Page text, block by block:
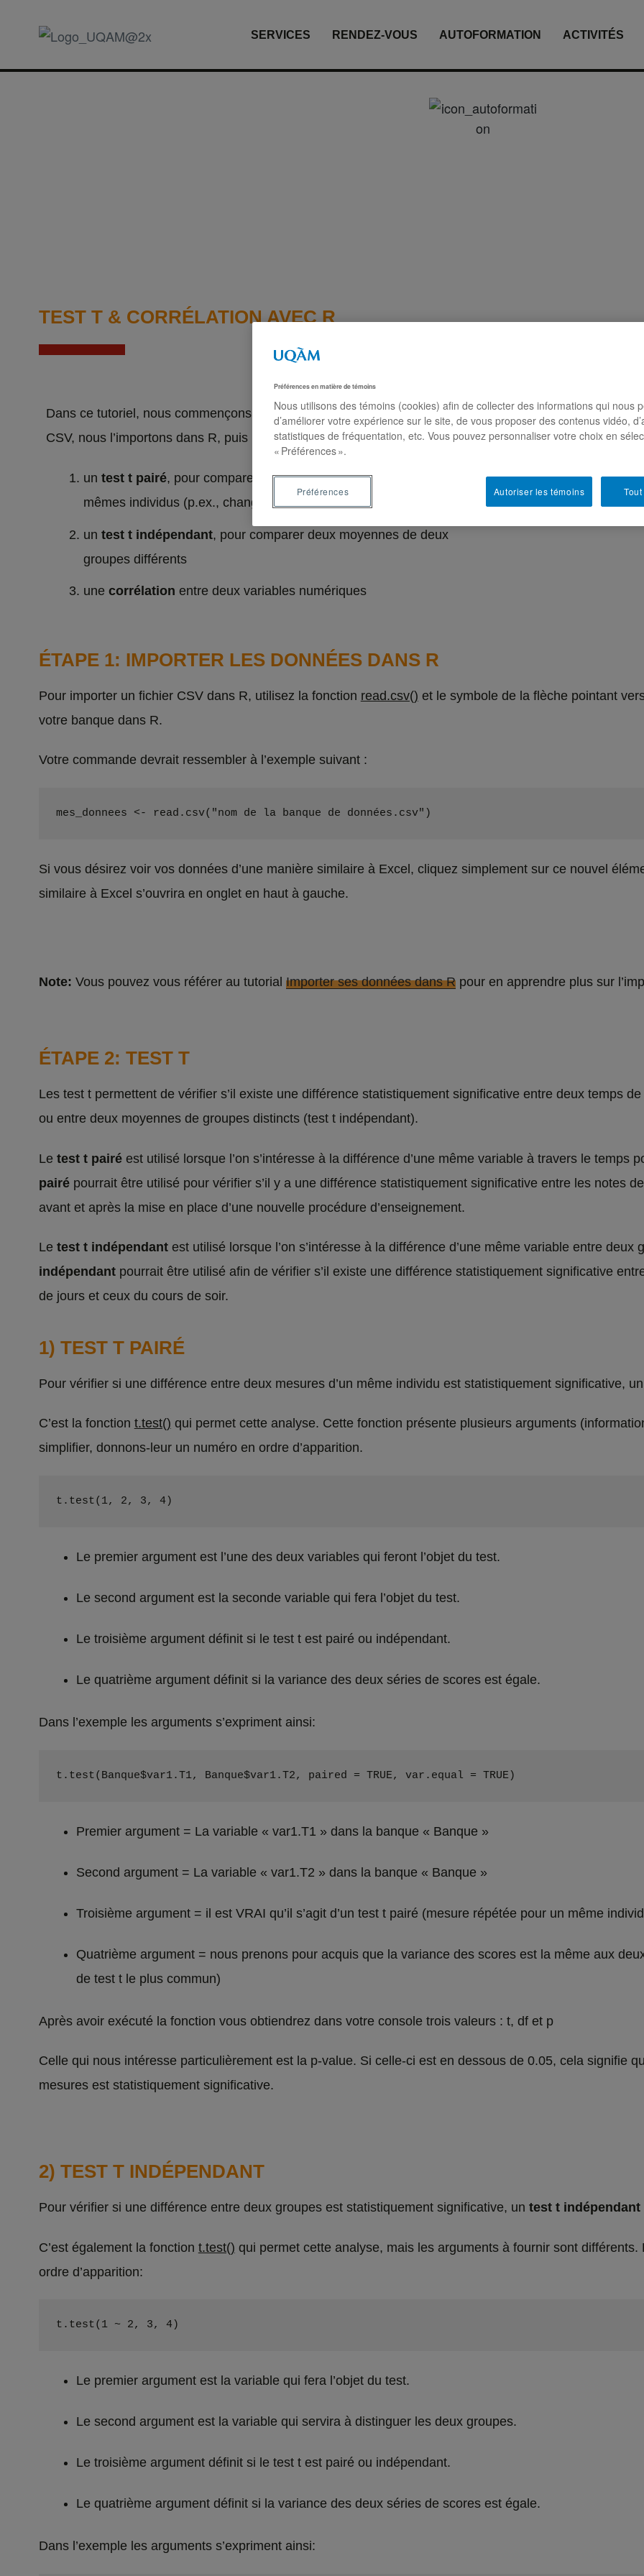
SERVICES RENDEZ-VOUS AUTOFORMATION ACTIVITÉS
TEST T & CORRÉLATION AVEC R
Dans ce tutoriel, nous commençons avec un fichier de données en format
CSV, nous l’importons dans R, puis nous générons:
untest t pairé, pour comparer deux moyennes qui proviennent des
mêmes individus (p.ex., changement dans le temps)
untest t indépendant, pour comparer deux moyennes de deux
groupes différents
unecorrélation entre deux variables numériques
Pour vous pratiquer, vous
utilisées dans ce tutoriel !
ÉTAPE 1: IMPORTER LES DONNÉES DANS R
Pour importer un fichier CSV dans R, utilisez la fonction read.csv() et le symbole de la flèche pointant
votre banque dans R.
Votre commande devrait ressembler à l’exemple suivant :
mes_donnees <- read.csv("nom de la banque de données.csv")
Si vous désirez voir vos données d’une manière similaire à Excel, cliquez simplement sur ce nouvel
similaire à Excel s’ouvrira en onglet en haut à gauche.
Note: Vous pouvez vous référer au tutorial Importer ses données dans Rpour en apprendre plus sur
ÉTAPE 2: TEST T
Les test t permettent de vérifier s’il existe une différence statistiquement significative entre deux temps
ou entre deux moyennes de groupes distincts (test t indépendant).
Le test t pairéest utilisé lorsque l’on s’intéresse à la différence d’une même variable à travers le temps
pairépourrait être utilisé pour vérifier s’il y a une différence statistiquement significative entre les notes
avant et après la mise en place d’une nouvelle procédure d’enseignement.
Le test t indépendant est utilisé lorsque l’on s’intéresse à la différence d’une même variable entre
indépendantpourrait être utilisé afin de vérifier s’il existe une différence statistiquement significative
de jours et ceux du cours de soir.
1) TEST T PAIRÉ
Pour vérifier si une différence entre deux mesures d’un même individu est statistiquement significative,
C’est la fonction t.test() qui permet cette analyse. Cette fonction présente plusieurs arguments
simplifier, donnons-leur un numéro en ordre d’apparition.
t.test(1, 2, 3, 4)
Le premier argument est l’une des deux variables qui feront l’objet du test.
Le second argument est la seconde variable qui fera l’objet du test.
Le troisième argument définit si le test t est pairé ou indépendant.
Le quatrième argument définit si la variance des deux séries de scores est égale.
Dans l’exemple les arguments s’expriment ainsi:
t.test(Banque$var1.T1, Banque$var1.T2, paired = TRUE, var.equal = TRUE)
Premier argument = La variable « var1.T1 » dans la banque « Banque »
Second argument = La variable « var1.T2 » dans la banque « Banque »
Troisième argument = il est VRAI qu’il s’agit d’un test t pairé (mesure répétée pour un même
Quatrième argument = nous prenons pour acquis que la variance des scores est la même aux
de test t le plus commun)
Après avoir exécuté la fonction vous obtiendrez dans votre console trois valeurs : t, df et p
Celle qui nous intéresse particulièrement est la p-value. Si celle-ci est en dessous de 0.05, cela signifie
mesures est statistiquement significative.
2) TEST T INDÉPENDANT
Pour vérifier si une différence entre deux groupes est statistiquement significative, un test t indépendant
C’est également la fonction t.test() qui permet cette analyse, mais les arguments à fournir sont
ordre d’apparition:
t.test(1 ~ 2, 3, 4)
Le premier argument est la variable qui fera l’objet du test.
Le second argument est la variable qui servira à distinguer les deux groupes.
Le troisième argument définit si le test t est pairé ou indépendant.
Le quatrième argument définit si la variance des deux séries de scores est égale.
Dans l’exemple les arguments s’expriment ainsi:
Préférences en matière de témoins
Nous utilisons des témoins (cookies) afin de collecter des informations qui nous
d’améliorer votre expérience sur le site, de vous proposer des contenus vidéo,
statistiques de fréquentation, etc. Vous pouvez personnaliser votre choix en
« Préférences ».
Autoriser les témoins
Préférences